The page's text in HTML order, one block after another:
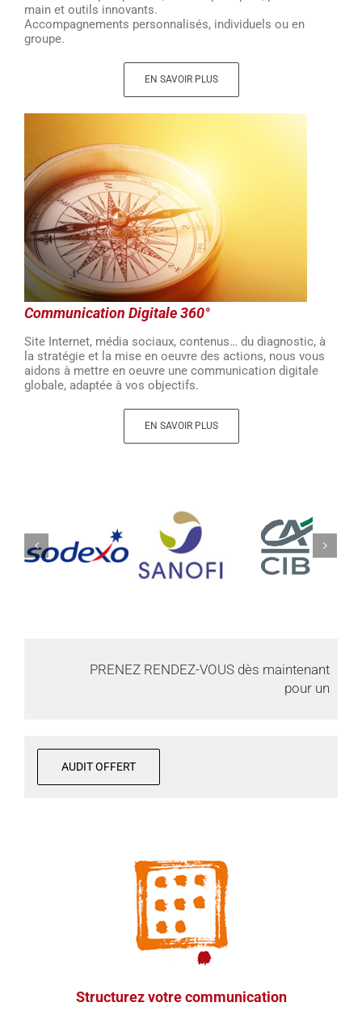
main et outils innovants.
Accompagnements personnalisés, individuels ou en
groupe.
EN SAVOIR PLUS
Communication Digitale 360°
Site Internet, média sociaux, contenus… du diagnostic, à
la stratégie et la mise en oeuvre des actions, nous vous
aidons à mettre en oeuvre une communication digitale
globale, adaptée à vos objectifs.
EN SAVOIR PLUS
PRENEZ RENDEZ-VOUS dès maintenant
pour un
AUDIT OFFERT
Structurez votre communication
Diagnostic préalable
Etat des lieux de votre communication actuelle :
bilan d’image, outils de communication, discours
du dirigeant, communication interne et externe de
l’entreprise. Ce qui est déjà efficace, et ce qui peut
être amélioré.